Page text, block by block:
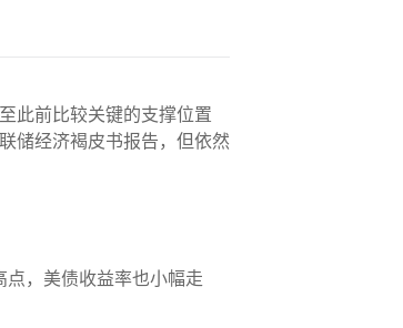
此前比较关键的支撑位置
储经济褐皮书报告，但依然
点，美债收益率也小幅走